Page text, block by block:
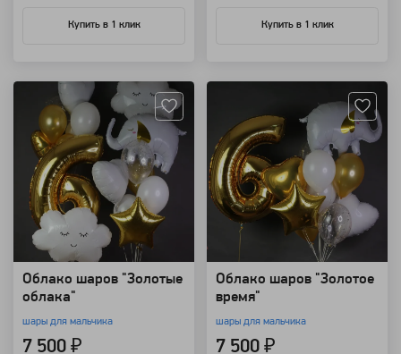
Купить в 1 клик Купить в 1 клик
Облако шаров "Золотые
облака"
шары для мальчика
7 500 ₽
Облако шаров "Золотое
время"
шары для мальчика
7 500 ₽